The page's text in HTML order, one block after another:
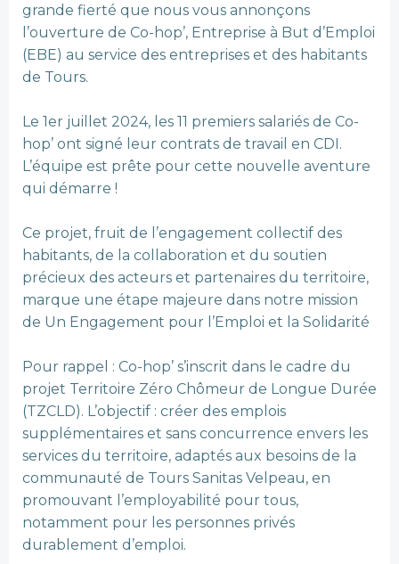
grande fierté que nous vous annonçons
l’ouverture de Co-hop’, Entreprise à But d’Emploi
(EBE) au service des entreprises et des habitants
de Tours.
Le 1er juillet 2024, les 11 premiers salariés de Co-
hop’ ont signé leur contrats de travail en CDI.
L’équipe est prête pour cette nouvelle aventure
qui démarre !
Ce projet, fruit de l’engagement collectif des
habitants, de la collaboration et du soutien
précieux des acteurs et partenaires du territoire,
marque une étape majeure dans notre mission
de Un Engagement pour l’Emploi et la Solidarité
Pour rappel : Co-hop’ s’inscrit dans le cadre du
projet Territoire Zéro Chômeur de Longue Durée
(TZCLD). L’objectif : créer des emplois
supplémentaires et sans concurrence envers les
services du territoire, adaptés aux besoins de la
communauté de Tours Sanitas Velpeau, en
promouvant l’employabilité pour tous,
notamment pour les personnes privés
durablement d’emploi.